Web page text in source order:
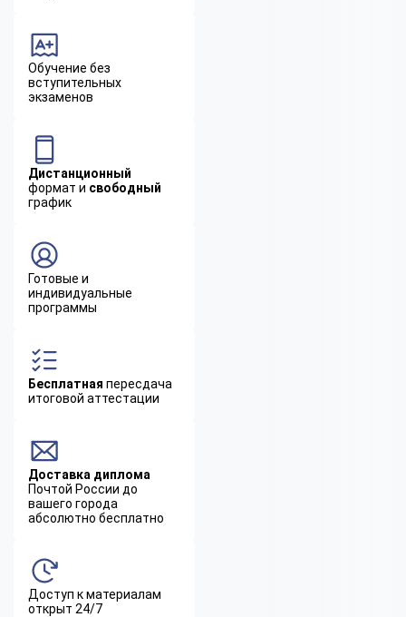
Обучение без
вступительных
экзаменов
Дистанционный
формат и свободный
график
Готовые и
индивидуальные
программы
Бесплатная пересдача
итоговой аттестации
Доставка диплома
Почтой России до
вашего города
абсолютно бесплатно
Доступ к материалам
открыт 24/7